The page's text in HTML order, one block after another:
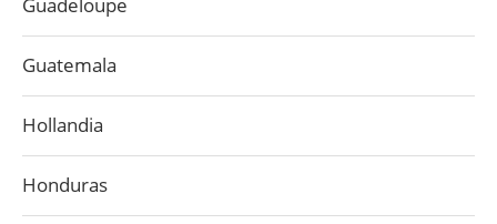
Guadeloupe
Guatemala
Hollandia
Honduras